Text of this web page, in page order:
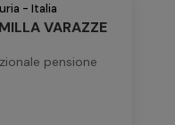
- Italia
VARAZZE
pensione